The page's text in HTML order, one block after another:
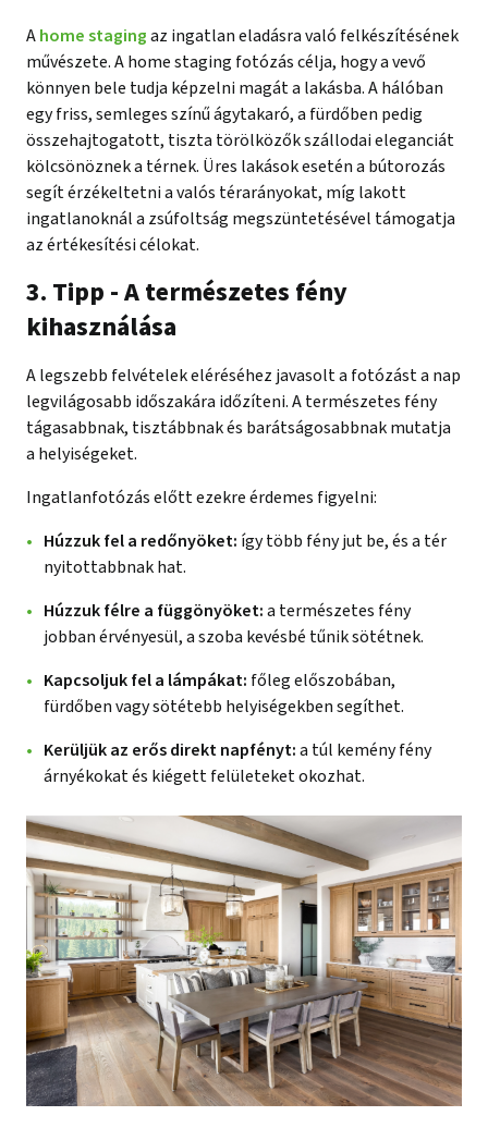
Ahome stagingaz ingatlan eladásra való felkészítésének
művészete. A home staging fotózás célja, hogy a vevő
könnyen bele tudja képzelni magát a lakásba. A hálóban
egy friss, semleges színű ágytakaró, a fürdőben pedig
összehajtogatott, tiszta törölközők szállodai eleganciát
kölcsönöznek a térnek. Üres lakások esetén a bútorozás
segít érzékeltetni a valós térarányokat, míg lakott
ingatlanoknál a zsúfoltság megszüntetésével támogatja
az értékesítési célokat.
3. Tipp - A természetes fény
kihasználása
A legszebb felvételek eléréséhez javasolt a fotózást a nap
legvilágosabb időszakára időzíteni. A természetes fény
tágasabbnak, tisztábbnak és barátságosabbnak mutatja
a helyiségeket.
Ingatlanfotózás előtt ezekre érdemes figyelni:
Húzzuk fel a redőnyöket: így több fény jut be, és a tér
nyitottabbnak hat.
Húzzuk félre a függönyöket:a természetes fény
jobban érvényesül, a szoba kevésbé tűnik sötétnek.
Kapcsoljuk fel a lámpákat: főleg előszobában,
fürdőben vagy sötétebb helyiségekben segíthet.
Kerüljük az erős direkt napfényt:a túl kemény fény
árnyékokat és kiégett felületeket okozhat.